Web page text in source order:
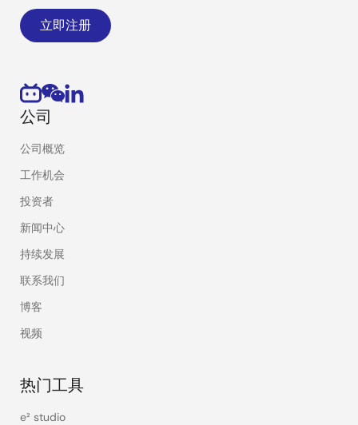
立即注册
公司
公司概览
工作机会
投资者
新闻中心
持续发展
联系我们
博客
视频
热门工具
e² studio